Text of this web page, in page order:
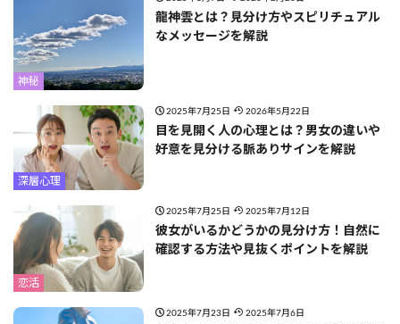
神秘
龍神雲とは？見分け方やスピリチュアル
なメッセージを解説
深層心理
2025年7月25日 2026年5月22日
目を見開く人の心理とは？男女の違いや
好意を見分ける脈ありサインを解説
恋活
2025年7月25日 2025年7月12日
彼女がいるかどうかの見分け方！自然に
確認する方法や見抜くポイントを解説
2025年7月23日 2025年7月6日